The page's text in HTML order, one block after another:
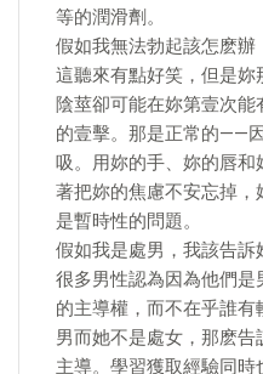
等的潤滑劑。
假如我無法勃起該怎麽辦
這聽來有點好笑，但是
陰莖卻可能在妳第壹次
的壹擊。那是正常的——
吸。用妳的手、妳的唇
著把妳的焦慮不安忘掉，
是暫時性的問題。
假如我是處男，我該告訴
很多男性認為因為他們
的主導權，而不在乎誰
男而她不是處女，那麽
主導。學習獲取經驗同